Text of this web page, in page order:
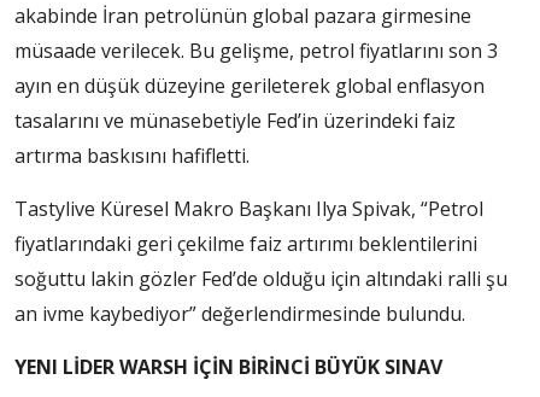
akabinde İran petrolünün global pazara girmesine
müsaade verilecek. Bu gelişme, petrol fiyatlarını son 3
ayın en düşük düzeyine gerileterek global enflasyon
tasalarını ve münasebetiyle Fed’in üzerindeki faiz
artırma baskısını hafifletti.
Tastylive Küresel Makro Başkanı Ilya Spivak, “Petrol
fiyatlarındaki geri çekilme faiz artırımı beklentilerini
soğuttu lakin gözler Fed’de olduğu için altındaki ralli şu
an ivme kaybediyor” değerlendirmesinde bulundu.
YENI LİDER WARSH İÇİN BİRİNCİ BÜYÜK SINAV